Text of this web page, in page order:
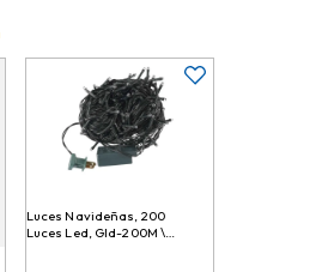
Luces Navideñas, 200
Luces Led, Gld-200M \